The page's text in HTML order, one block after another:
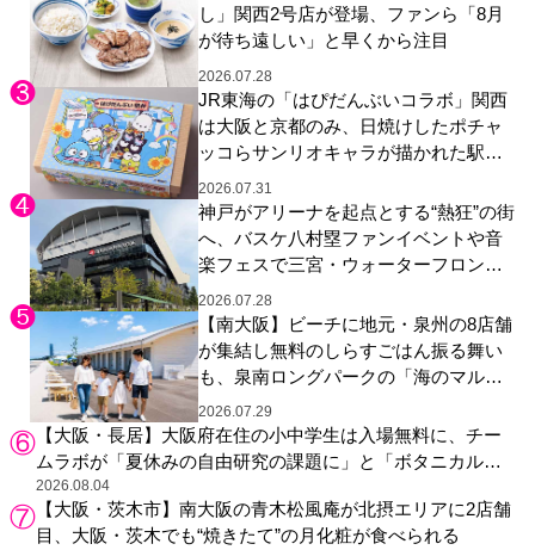
し」関西2号店が登場、ファンら「8月
が待ち遠しい」と早くから注目
2026.07.28
JR東海の「はぴだんぶいコラボ」関西
は大阪と京都のみ、日焼けしたポチャ
ッコらサンリオキャラが描かれた駅弁
やグッズが登場
2026.07.31
神戸がアリーナを起点とする“熱狂”の街
へ、バスケ八村塁ファンイベントや音
楽フェスで三宮・ウォーターフロント
を活性化
2026.07.28
【南大阪】ビーチに地元・泉州の8店舗
が集結し無料のしらすごはん振る舞い
も、泉南ロングパークの「海のマルシ
ェ」がリニューアル！
2026.07.29
【大阪・長居】大阪府在住の小中学生は入場無料に、チー
ムラボが「夏休みの自由研究の課題に」と「ボタニカルガ
ーデン 大阪」へ招待
2026.08.04
【大阪・茨木市】南大阪の青木松風庵が北摂エリアに2店舗
目、大阪・茨木でも“焼きたて”の月化粧が食べられる